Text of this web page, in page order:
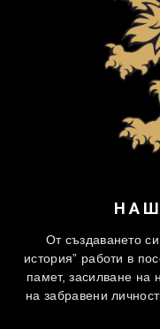
От създаването
история” работи в
памет, засилване на
на забравени